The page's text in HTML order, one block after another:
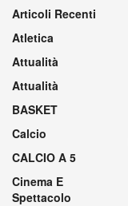
Articoli Recenti
Atletica
Attualità
Attualità
BASKET
Calcio
CALCIO A 5
Cinema E
Spettacolo